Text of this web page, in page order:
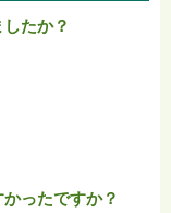
たか？
ったですか？